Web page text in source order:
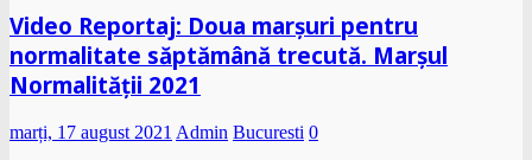
Video Reportaj: Doua marșuri pentru
normalitate săptămână trecută. Marșul
Normalității 2021
marți, 17 august 2021 Admin Bucuresti 0